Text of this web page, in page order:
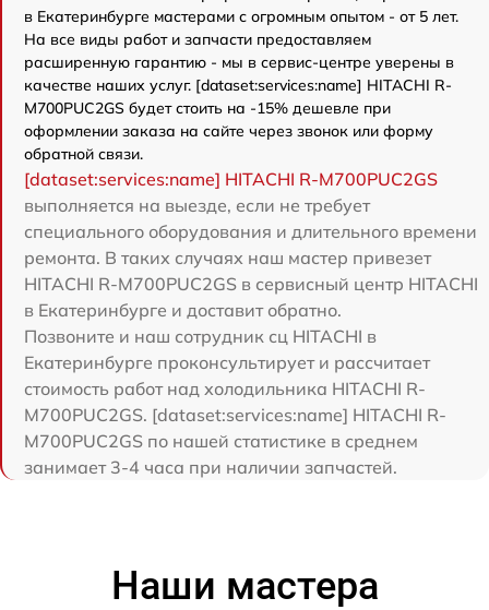
в Екатеринбурге мастерами с огромным опытом - от 5 лет.
На все виды работ и запчасти предоставляем
расширенную гарантию - мы в сервис-центре уверены в
качестве наших услуг. [dataset:services:name] HITACHI R-
M700PUC2GS будет стоить на -15% дешевле при
оформлении заказа на сайте через звонок или форму
обратной связи.
[dataset:services:name] HITACHI R-M700PUC2GS
выполняется на выезде, если не требует
специального оборудования и длительного времени
ремонта. В таких случаях наш мастер привезет
HITACHI R-M700PUC2GS в сервисный центр HITACHI
в Екатеринбурге и доставит обратно.
Позвоните и наш сотрудник сц HITACHI в
Екатеринбурге проконсультирует и рассчитает
стоимость работ над холодильника HITACHI R-
M700PUC2GS. [dataset:services:name] HITACHI R-
M700PUC2GS по нашей статистике в среднем
занимает 3-4 часа при наличии запчастей.
Наши мастера